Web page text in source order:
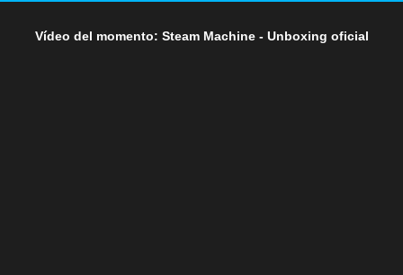
Vídeo del momento: Steam Machine - Unboxing oficial